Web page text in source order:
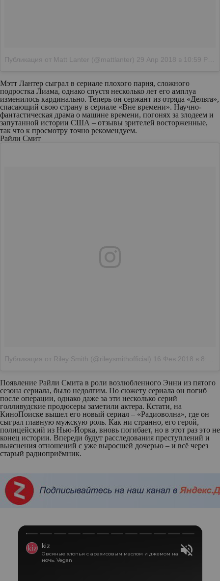
Публикация от Matt Lanter (@mattlanter) 29 Апр 2018 в 10:59 PDT
Мэтт Лантер сыграл в сериале плохого парня, сложного
подростка Лиама, однако спустя несколько лет его амплуа
изменилось кардинально. Теперь он сержант из отряда «Дельта»,
спасающий свою страну в сериале «Вне времени». Научно-
фантастическая драма о машине времени, погонях за злодеем и
запутанной истории США – отзывы зрителей восторженные,
так что к просмотру точно рекомендуем.
Райли Смит
Публикация от Riley Smith (@rileysmithofficial) 16 Фев 2018 в 8:20 PST
Появление Райли Смита в роли возлюбленного Энни из пятого
сезона сериала, было недолгим. По сюжету сериала он погиб
после операции, однако даже за эти несколько серий
голливудские продюсеры заметили актера. Кстати, на
КиноПоиске вышел его новый сериал – «Радиоволна», где он
сыграл главную мужскую роль. Как ни странно, его герой,
полицейский из Нью-Йорка, вновь погибает, но в этот раз это не
конец истории. Впереди будут расследования преступлений и
выяснения отношений с уже выросшей дочерью – и всё через
старый радиоприёмник.